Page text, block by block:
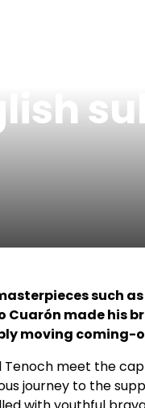
such as
Cuarón made his
moving coming-
Tenoch meet the
journey to the